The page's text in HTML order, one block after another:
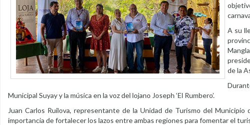
A su
de la
Municipal Suyay y la música en la voz del lojano Joseph ‘El Rumbero’.
Juan Carlos Ruilova, representante de la Unidad de Turismo del
importancia de fortalecer los lazos entre ambas regiones para fomentar el